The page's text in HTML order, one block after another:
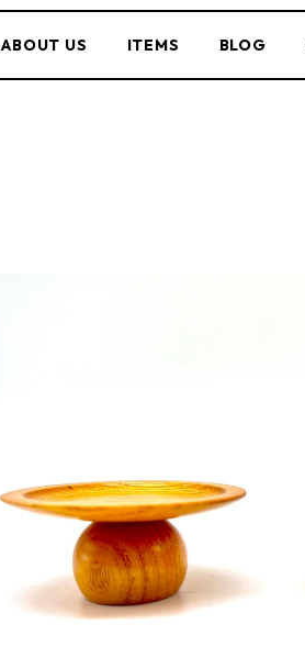
ABOUT US ITEMS BLOG